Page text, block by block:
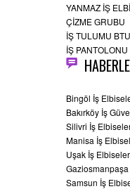
YANMAZ İŞ
ÇİZME GRUBU
İŞ TULUMU
İŞ PANTOLONU
Bingöl İş
Bakırköy İş
Silivri İş
Manisa İş
Uşak İş
Samsun İş